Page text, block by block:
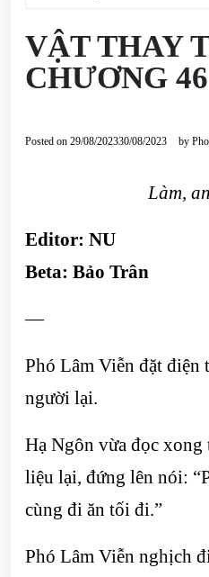
VẬT THAY
CHƯƠNG 46
Posted on 29/08/202330/08/2023 by
Làm,
Editor: NU
Beta: Bảo Trân
—
Phó Lâm Viễn đặt điện
người lại.
Hạ Ngôn vừa đọc
liệu lại, đứng lên nói:
cùng đi ăn tối đi.”
Phó Lâm Viễn nghịch